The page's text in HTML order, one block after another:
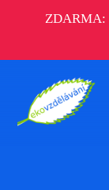
ZDARMA: